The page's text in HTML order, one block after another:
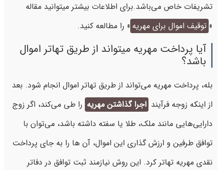
تشریفات خاص می‌باشد.برای اطلاعات بیشتر میتوانید مقاله
« توقیف اموال برای مهریه » را مطالعه کنید.
آیا پرداخت مهریه میتواند از طریق تهاتر اموال
باشد؟
بله، پرداخت مهریه می‌تواند از طریق تهاتر اموال انجام شود. بعد
از اینکه زوجه فرآیند اجرا گذاشتن مهریه را طی می‌کند، اگر زوج
دارایی‌هایی مانند ملک، طلا یا سفته داشته باشد، می‌توان با
توافق طرفین و ارزش‌ گذاری این اموال، آن‌ ها را به‌ جای پرداخت
نقدی مهریه تهاتر کرد. این روش نیازمند ثبت توافق در دفاتر